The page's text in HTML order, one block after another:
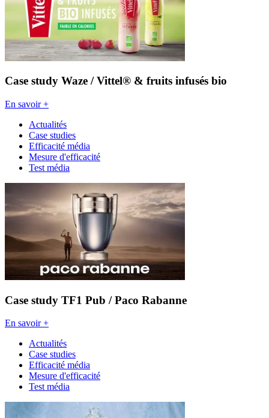
Case study Waze / Vittel® & fruits infusés bio
En savoir +
Actualités
Case studies
Efficacité média
Mesure d'efficacité
Test média
Case study TF1 Pub / Paco Rabanne
En savoir +
Actualités
Case studies
Efficacité média
Mesure d'efficacité
Test média